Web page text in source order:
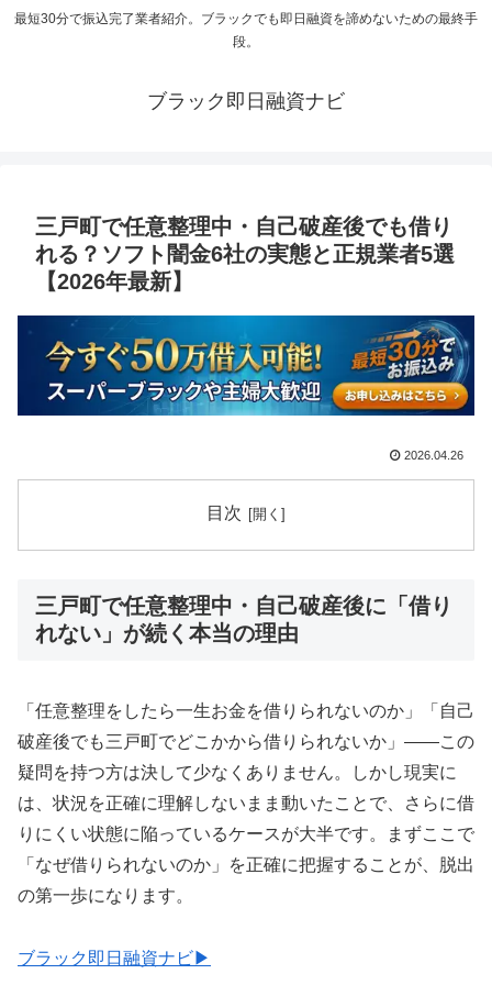
最短30分で振込完了業者紹介。ブラックでも即日融資を諦めないための最終手
段。
ブラック即日融資ナビ
三戸町で任意整理中・自己破産後でも借り
れる？ソフト闇金6社の実態と正規業者5選
【2026年最新】
2026.04.26
目次
三戸町で任意整理中・自己破産後に「借り
れない」が続く本当の理由
「任意整理をしたら一生お金を借りられないのか」「自己
破産後でも三戸町でどこかから借りられないか」——この
疑問を持つ方は決して少なくありません。しかし現実に
は、状況を正確に理解しないまま動いたことで、さらに借
りにくい状態に陥っているケースが大半です。まずここで
「なぜ借りられないのか」を正確に把握することが、脱出
の第一歩になります。
ブラック即日融資ナビ▶